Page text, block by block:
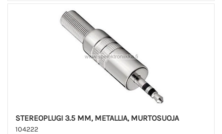
STEREOPLUGI 3.5 MM, METALLIA, MURTOSUOJA
104222